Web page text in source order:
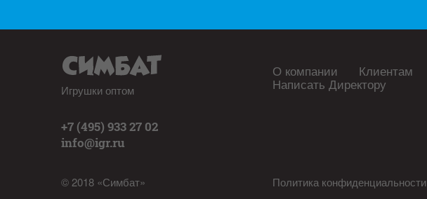
Игрушки оптом
+7 (495) 933 27 02
info@igr.ru
© 2018 «Симбат»
О компании Клиентам
Написать Директору
Политика конфиденциальности